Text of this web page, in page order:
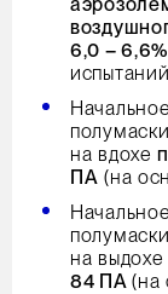
6,0 – 6,6%
на вдохе
ПА (на
на выдохе
84 ПА(на